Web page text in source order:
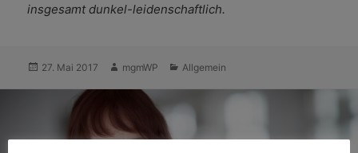
insgesamt dunkel-leidenschaftlich.
Veröffentlicht
27. Mai 2017 Autor
mgmWP Kategorien
Allgemein